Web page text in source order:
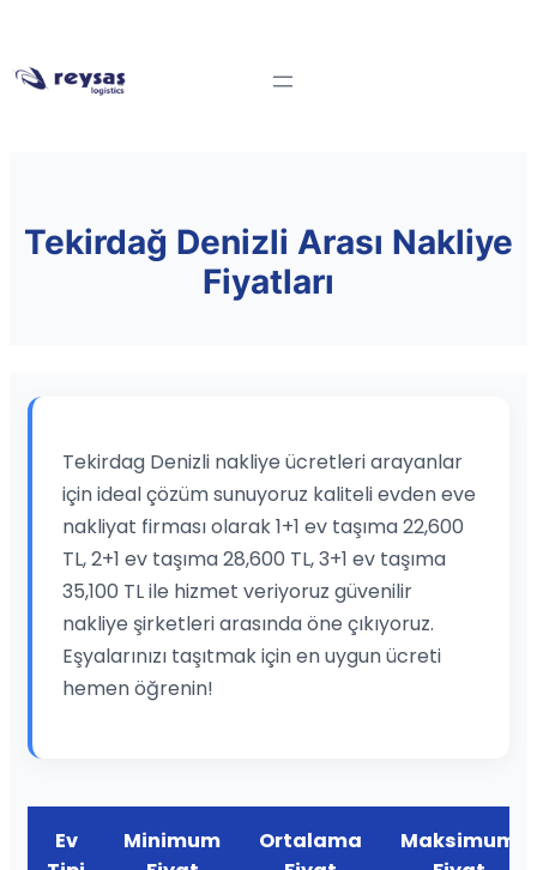
Tekirdağ Denizli Arası Nakliye
Fiyatları
Tekirdag Denizli nakliye ücretleri arayanlar
için ideal çözüm sunuyoruz kaliteli evden eve
nakliyat firması olarak 1+1 ev taşıma 22,600
TL, 2+1 ev taşıma 28,600 TL, 3+1 ev taşıma
35,100 TL ile hizmet veriyoruz güvenilir
nakliye şirketleri arasında öne çıkıyoruz.
Eşyalarınızı taşıtmak için en uygun ücreti
hemen öğrenin!
Ev
Minimum
Ortalama
Maksimum